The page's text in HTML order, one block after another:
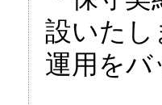
設いたし
運用を